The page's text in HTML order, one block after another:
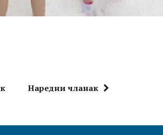
Наредни чланак